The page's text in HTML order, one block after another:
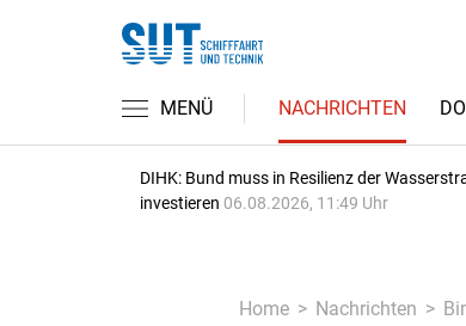
MENÜ NACHRICHTEN
DIHK: Bund muss in Resilienz der
investieren 06.08.2026, 11:49 Uhr
Home Nachrichten